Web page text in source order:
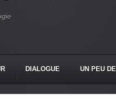
DIALOGUE UN PEU